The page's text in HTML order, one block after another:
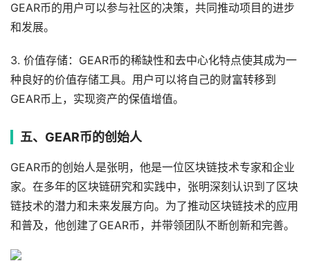
GEAR币的用户可以参与社区的决策，共同推动项目的进步
和发展。
3. 价值存储：GEAR币的稀缺性和去中心化特点使其成为一
种良好的价值存储工具。用户可以将自己的财富转移到
GEAR币上，实现资产的保值增值。
五、GEAR币的创始人
GEAR币的创始人是张明，他是一位区块链技术专家和企业
家。在多年的区块链研究和实践中，张明深刻认识到了区块
链技术的潜力和未来发展方向。为了推动区块链技术的应用
和普及，他创建了GEAR币，并带领团队不断创新和完善。